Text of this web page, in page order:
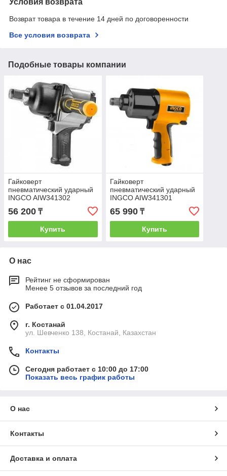
Возврат товара в течение 14 дней по договоренности
Все условия возврата
Подобные товары компании
Гайковерт
пневматический ударный
INGCO AIW341302
INDUSTRIAL *** АКЦИЯ
56 200 ₸
Купить
Гайковерт
пневматический ударный
INGCO AIW341301
INDUSTRIAL *** АКЦИЯ
65 990₸
Купить
О нас
Рейтинг не сформирован
Менее 5 отзывов за последний год
Работает с 01.04.2017
г. Костанай
ул. Шевченко 138, Костанай, Казахстан
Контакты
Сегодня работает с 10:00 до 17:00
Показать весь график работы
О нас
Контакты
Доставка и оплата